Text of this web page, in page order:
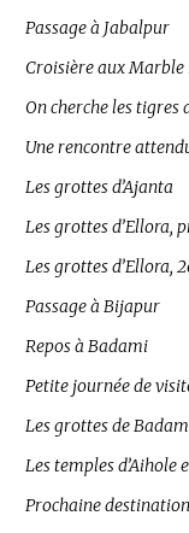
Passage à Jabalpur
Croisière aux Marble
On cherche les
Une rencontre
Les grottes d’Ajanta
Les grottes d’Ellora,
Les grottes d’Ellora,
Passage à Bijapur
Repos à Badami
Petite journée de
Les grottes de
Les temples d’Aihole
Prochaine